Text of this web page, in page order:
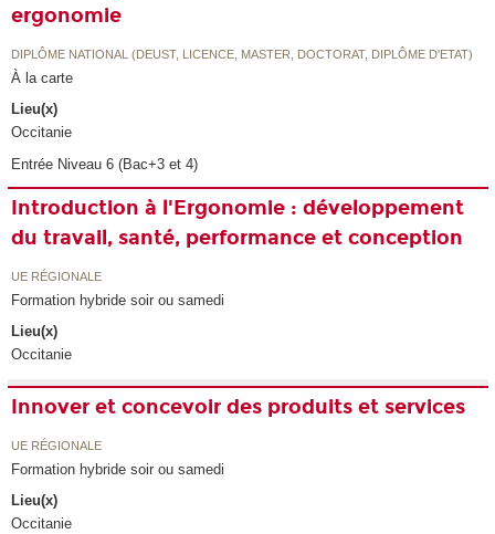
ergonomie
DIPLÔME NATIONAL (DEUST, LICENCE, MASTER, DOCTORAT, DIPLÔME D'ETAT)
À la carte
Lieu(x)
Occitanie
Entrée Niveau 6 (Bac+3 et 4)
Introduction à l'Ergonomie : développement
du travail, santé, performance et conception
UE RÉGIONALE
Formation hybride soir ou samedi
Lieu(x)
Occitanie
Innover et concevoir des produits et services
UE RÉGIONALE
Formation hybride soir ou samedi
Lieu(x)
Occitanie